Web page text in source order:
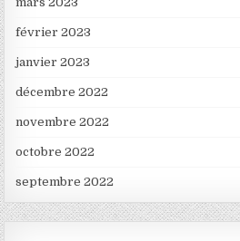
février 2023
janvier 2023
décembre 2022
novembre 2022
octobre 2022
septembre 2022